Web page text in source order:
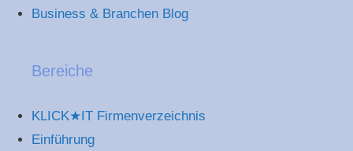
Business & Branchen Blog
Bereiche
KLICK★IT Firmenverzeichnis
Einführung